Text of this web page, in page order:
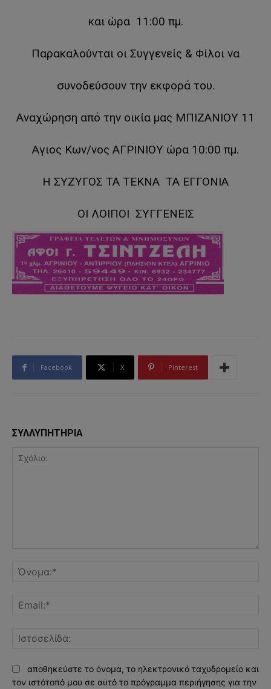
και ώρα 11:00 πμ.
Παρακαλούνται οι Συγγενείς & Φίλοι να
συνοδεύσουν την εκφορά του.
Αναχώρηση από την οικία μας ΜΠΙΖΑΝΙΟΥ 11
Αγιος Κων/νος ΑΓΡΙΝΙΟΥ ώρα 10:00 πμ.
Η ΣΥΖΥΓΟΣ ΤΑ ΤΕΚΝΑ ΤΑ ΕΓΓΟΝΙΑ
ΟΙ ΛΟΙΠΟΙ ΣΥΓΓΕΝΕΙΣ
Facebook X Pinterest
ΣΥΛΛΥΠΗΤΗΡΙΑ
αποθηκεύστε το όνομα, το ηλεκτρονικό ταχυδρομείο και
τον ιστότοπό μου σε αυτό το πρόγραμμα περιήγησης για την